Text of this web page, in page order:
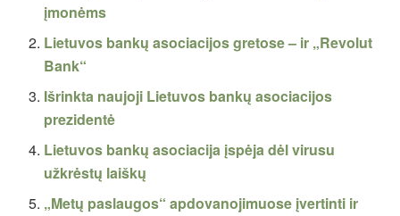
įmonėms
Lietuvos bankų asociacijos gretose – ir „Revolut
Bank“
Išrinkta naujoji Lietuvos bankų asociacijos
prezidentė
Lietuvos bankų asociacija įspėja dėl virusu
užkrėstų laiškų
„Metų paslaugos“ apdovanojimuose įvertinti ir